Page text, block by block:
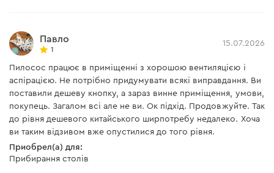
Предварительный
текстильный фильтр
Пылесос есть
Удлинительная трубка 2 шт.
Инструкция пользователя
Скачать инструкцию к "Пылесос для сухой и влажной
Павло
1
15.07.2026
Пилосос працює в приміщенні з хорошою вентиляцією і
аспірацією. Не потрібно придумувати всякі виправдання. Ви
поставили дешеву кнопку, а зараз винне приміщення, умови,
покупець. Загалом всі але не ви. Ок підхід. Продовжуйте. Так
до рівня дешевого китайського ширпотребу недалеко. Хоча
ви таким відзивом вже опустилися до того рівня.
Приобрел(а) для:
Прибирання столів